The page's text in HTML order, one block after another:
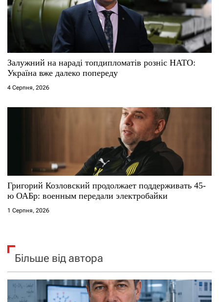
Залужний на нараді топдипломатів розніс НАТО:
Україна вже далеко попереду
4 Серпня, 2026
Григорий Козловский продолжает поддерживать 45-
ю ОАБр: военным передали электробайки
1 Серпня, 2026
Більше від автора